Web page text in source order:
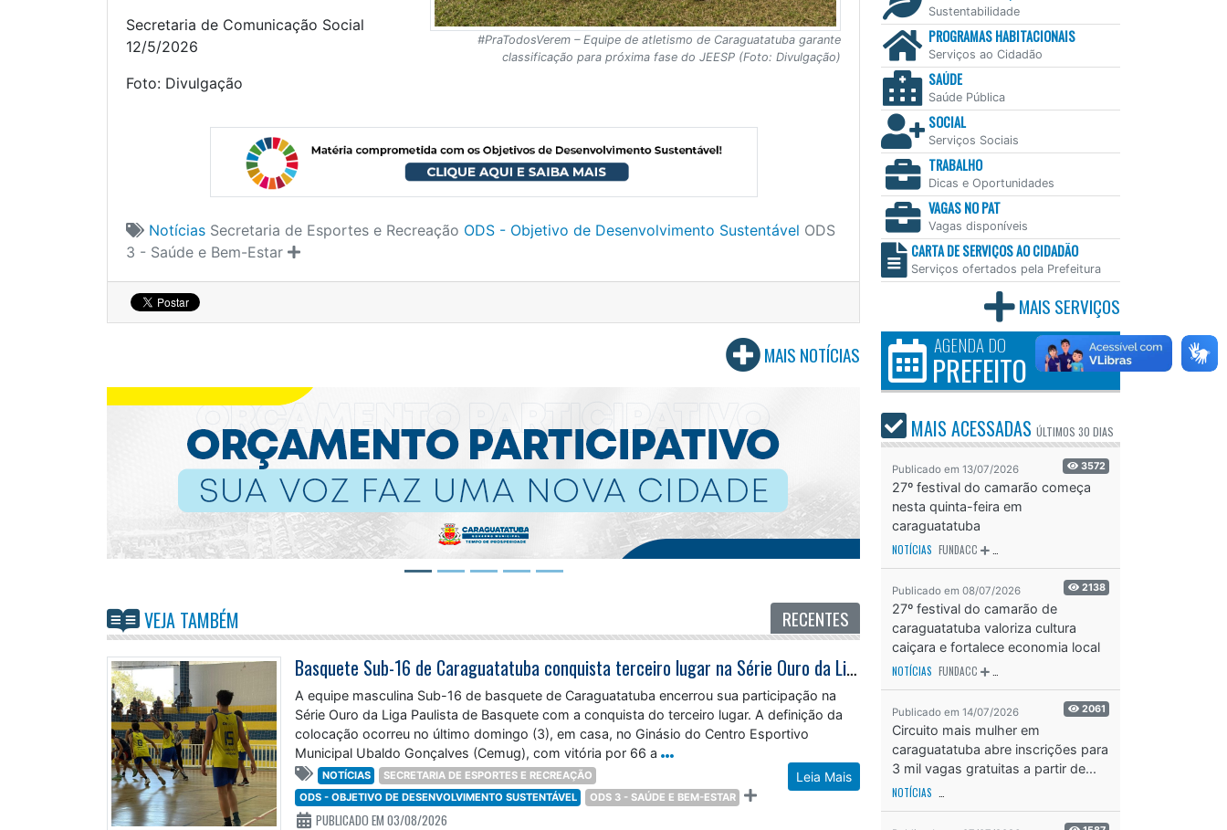
#PraTodosVerem – Equipe de atletismo de Caraguatatuba garante
classificação para próxima fase do JEESP (Foto: Divulgação)
Secretaria de Comunicação Social
12/5/2026
Foto: Divulgação
Notícias Secretaria de Esportes e Recreação ODS - Objetivo de Desenvolvimento Sustentável ODS
3 - Saúde e Bem-Estar
MAIS NOTÍCIAS
VEJA TAMBÉM RECENTES
Basquete Sub-16 de Caraguatatuba conquista terceiro lugar na Série Ouro da Liga Paulista
A equipe masculina Sub-16 de basquete de Caraguatatuba encerrou sua participação na
Série Ouro da Liga Paulista de Basquete com a conquista do terceiro lugar. A definição da
colocação ocorreu no último domingo (3), em casa, no Ginásio do Centro Esportivo
Municipal Ubaldo Gonçalves (Cemug), com vitória por 66 a
Leia Mais
NOTÍCIAS
SECRETARIA DE ESPORTES E RECREAÇÃO
ODS - OBJETIVO DE DESENVOLVIMENTO SUSTENTÁVEL
ODS 3 - SAÚDE E BEM-ESTAR
PUBLICADO EM 03/08/2026
Sustentabilidade
PROGRAMAS HABITACIONAIS
Serviços ao Cidadão
SAÚDE
Saúde Pública
SOCIAL
Serviços Sociais
TRABALHO
Dicas e Oportunidades
VAGAS NO PAT
Vagas disponíveis
CARTA DE SERVIÇOS AO CIDADÃO
Serviços ofertados pela Prefeitura
MAIS SERVIÇOS
AGENDA DO
PREFEITO
MAIS ACESSADAS ÚLTIMOS 30 DIAS
Publicado em 13/07/2026 3572
27º festival do camarão começa
nesta quinta-feira em
caraguatatuba
NOTÍCIAS FUNDACC
Publicado em 08/07/2026 2138
27º festival do camarão de
caraguatatuba valoriza cultura
caiçara e fortalece economia local
NOTÍCIAS FUNDACC
Publicado em 14/07/2026 2061
Circuito mais mulher em
caraguatatuba abre inscrições para
3 mil vagas gratuitas a partir de...
NOTÍCIAS